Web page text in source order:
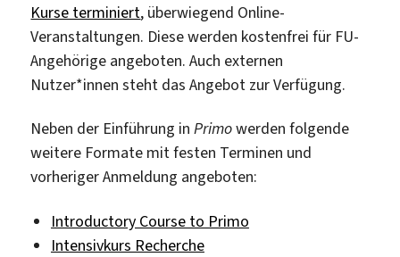
Kurse terminiert, überwiegend Online-
Veranstaltungen. Diese werden kostenfrei für FU-
Angehörige angeboten. Auch externen
Nutzer*innen steht das Angebot zur Verfügung.
Neben der Einführung inPrimowerden folgende
weitere Formate mit festen Terminen und
vorheriger Anmeldung angeboten:
Introductory Course to Primo
Intensivkurs Recherche